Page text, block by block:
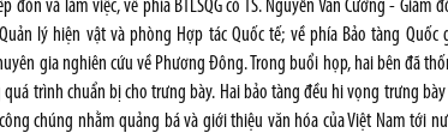
và làm việc, về phía BTLSQG có TS. Nguyễn Văn Cường - Giám
lý hiện vật và phòng Hợp tác Quốc tế; về phía Bảo tàng Quốc
gia nghiên cứu về Phương Đông. Trong buổi họp, hai bên đã
trình chuẩn bị cho trưng bày. Hai bảo tàng đều hi vọng trưng bày
chúng nhằm quảng bá và giới thiệu văn hóa của Việt Nam tới